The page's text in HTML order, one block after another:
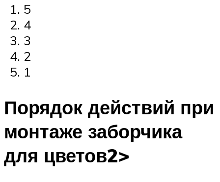
5
4
3
2
1
Порядок действий при
монтаже заборчика
для цветов2>